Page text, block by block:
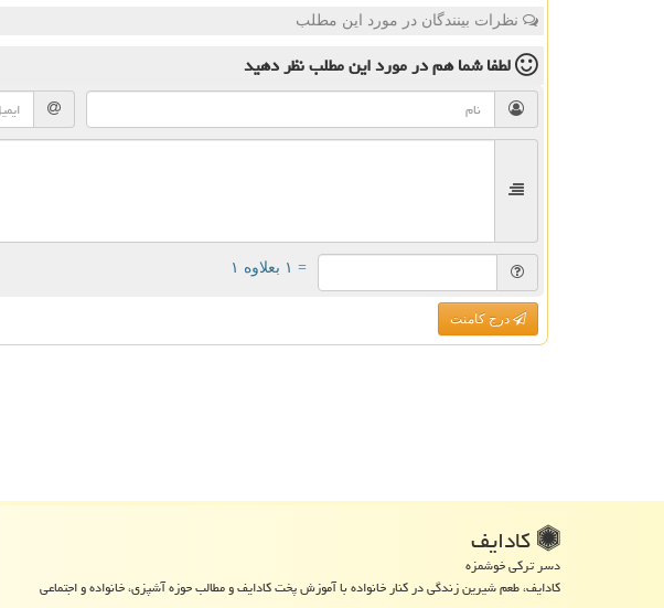
نظرات بینندگان در مورد این مطلب
لطفا شما همدر مورد این مطلبنظر دهید
= ۱ بعلاوه ۱
درج کامنت
كادایف
دسر ترکی خوشمزه
کادایف، طعم شیرین زندگی در کنار خانواده با آموزش پخت کادایف و مطالب حوزه آشپزی، خانواده و اجتماعی